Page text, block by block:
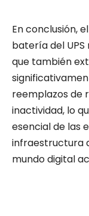
En conclusión,
batería del
que también
reemplazos de
inactividad, lo
esencial de las
infraestructura
mundo digital